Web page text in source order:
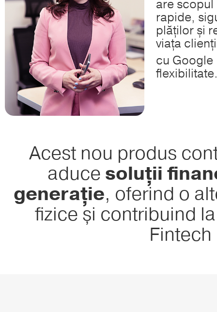
are
rapide,
plăților și
viața
cu Google
Acest nou produs
aduce soluții
generație, oferind o
fizice și contribuind